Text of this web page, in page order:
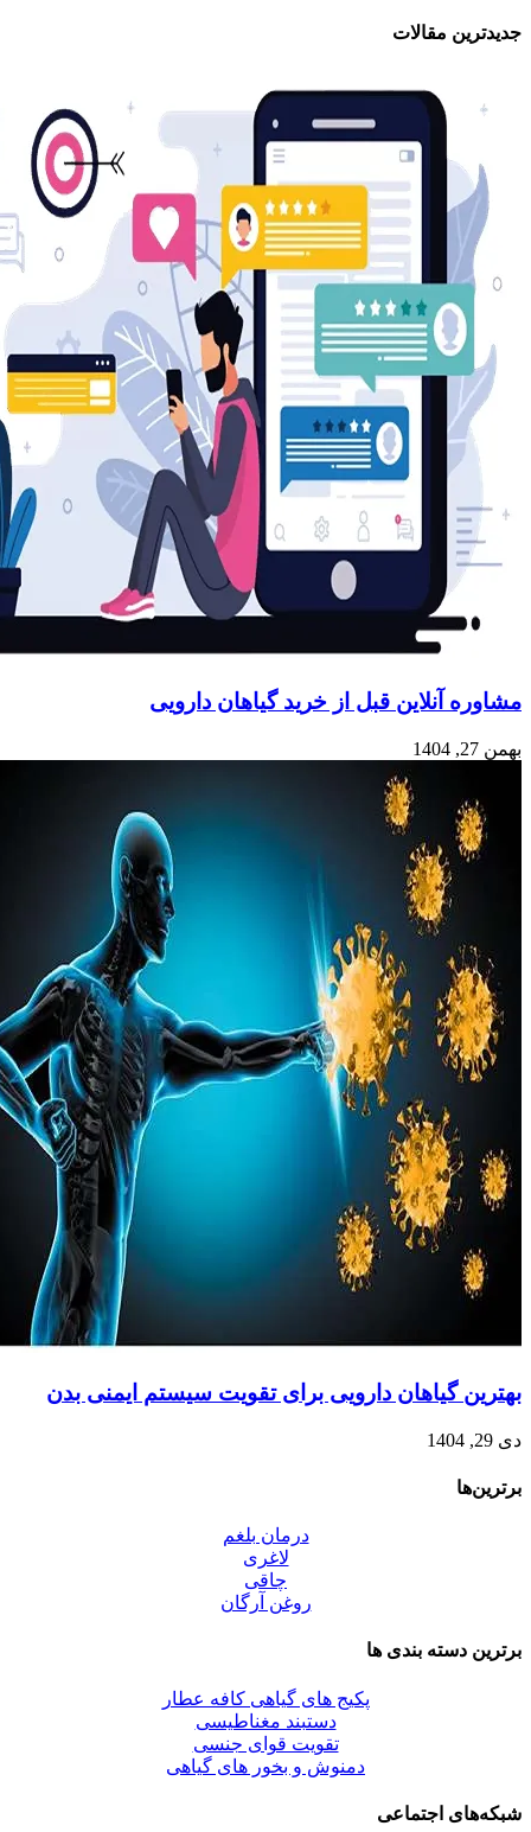
جدیدترین مقالات
مشاوره آنلاین قبل از خرید گیاهان دارویی
بهمن 27, 1404
بهترین گیاهان دارویی برای تقویت سیستم ایمنی بدن
دی 29, 1404
برترین‌ها
درمان بلغم
لاغری
چاقی
روغن آرگان
برترین‌ دسته بندی ها
پکیج های گیاهی کافه عطار
دستبند مغناطیسی
تقویت قوای جنسی
دمنوش و بخور های گیاهی
شبکه‌های اجتماعی